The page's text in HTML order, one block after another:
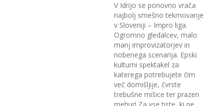
V Idrijo se ponovno vrača
najbolj smešno tekmovanje
v Sloveniji – Impro liga.
Ogromno gledalcev, malo
manj improvizatorjev in
nobenega scenarija. Epski
kulturni spektakel za
katerega potrebujete čim
več domišljije, čvrste
trebušne mišice ter prazen